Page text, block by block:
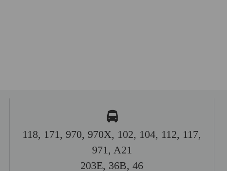
118, 171, 970, 970X, 102, 104, 112, 117,
971, A21
203E, 36B, 46